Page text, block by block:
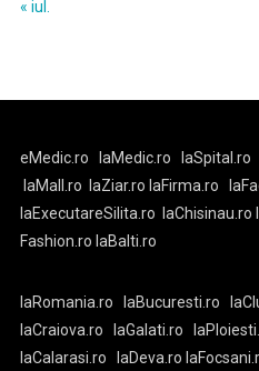
« iul.
eMedic.ro laMedic.ro laSpital.ro
laMall.ro
laZiar.ro laFirma.ro
laExecutareSilita.ro
laChisinau.ro
Fashion.ro laBalti.ro
laRomania.ro laBucuresti.ro
laCraiova.ro
laGalati.ro
laCalarasi.ro
laDeva.ro